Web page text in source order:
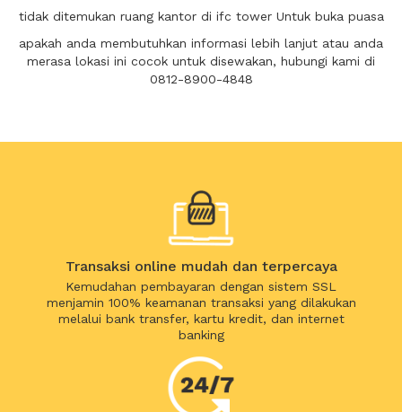
tidak ditemukan ruang kantor di ifc tower Untuk buka puasa
apakah anda membutuhkan informasi lebih lanjut atau anda
merasa lokasi ini cocok untuk disewakan, hubungi kami di
0812-8900-4848
Transaksi online mudah dan terpercaya
Kemudahan pembayaran dengan sistem SSL
menjamin 100% keamanan transaksi yang dilakukan
melalui bank transfer, kartu kredit, dan internet
banking